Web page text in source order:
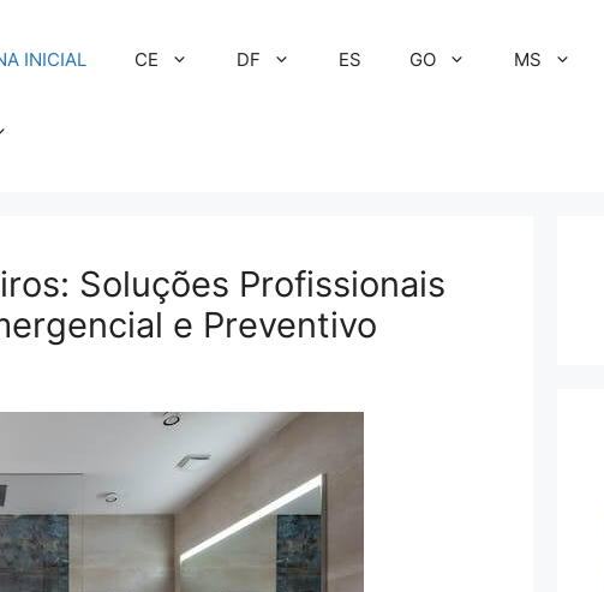
INICIAL CE DF ES GO MS
Soluções Profissionais
e Preventivo